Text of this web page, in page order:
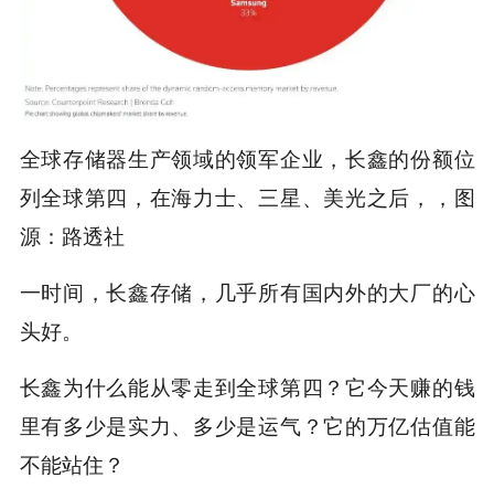
全球存储器生产领域的领军企业，长鑫的份额位
列全球第四，在海力士、三星、美光之后，，图
源：路透社
一时间，长鑫存储，几乎所有国内外的大厂的心
头好。
长鑫为什么能从零走到全球第四？它今天赚的钱
里有多少是实力、多少是运气？它的万亿估值能
不能站住？